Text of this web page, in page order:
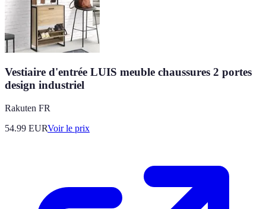
Vestiaire d'entrée LUIS meuble chaussures 2 portes
design industriel
Rakuten FR
54.99 EURVoir le prix